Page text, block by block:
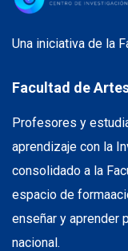
Una iniciativa de la
Facultad de
Profesores y
aprendizaje con la
consolidado a la
espacio de
enseñar y aprender
nacional.